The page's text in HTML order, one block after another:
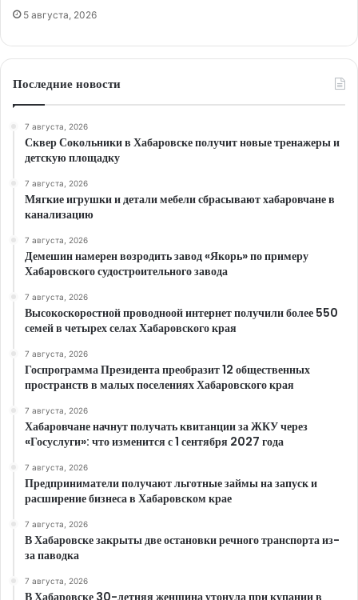
5 августа, 2026
Последние новости
7 августа, 2026
Сквер Сокольники в Хабаровске получит новые тренажеры и
детскую площадку
7 августа, 2026
Мягкие игрушки и детали мебели сбрасывают хабаровчане в
канализацию
7 августа, 2026
Демешин намерен возродить завод «Якорь» по примеру
Хабаровского судостроительного завода
7 августа, 2026
Высокоскоростной проводноой интернет получили более 550
семей в четырех селах Хабаровского края
7 августа, 2026
Госпрограмма Президента преобразит 12 общественных
пространств в малых поселениях Хабаровского края
7 августа, 2026
Хабаровчане начнут получать квитанции за ЖКУ через
«Госуслуги»: что изменится с 1 сентября 2027 года
7 августа, 2026
Предприниматели получают льготные займы на запуск и
расширение бизнеса в Хабаровском крае
7 августа, 2026
В Хабаровске закрыты две остановки речного транспорта из-
за паводка
7 августа, 2026